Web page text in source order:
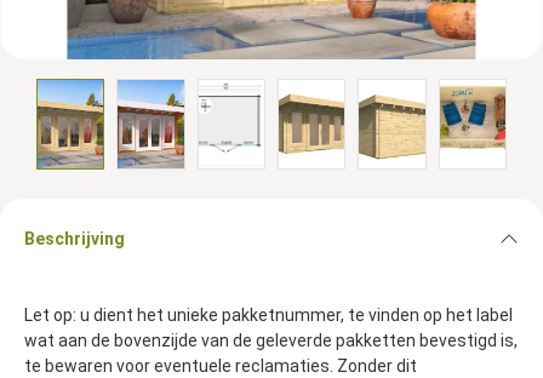
Beschrijving
Let op: u dient het unieke pakketnummer, te vinden op het label
wat aan de bovenzijde van de geleverde pakketten bevestigd is,
te bewaren voor eventuele reclamaties. Zonder dit